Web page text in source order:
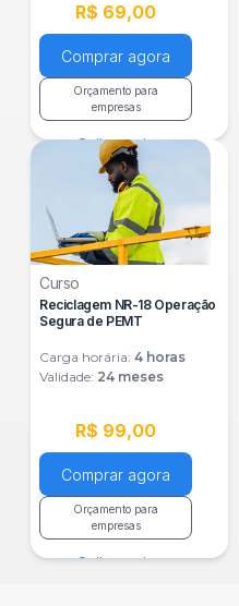
R$ 69,00
Comprar agora
Orçamento para
empresas
Saiba mais
Curso
Reciclagem NR-18 Operação
Segura de PEMT
Carga horária: 4 horas
Validade: 24 meses
R$ 99,00
Comprar agora
Orçamento para
empresas
Saiba mais